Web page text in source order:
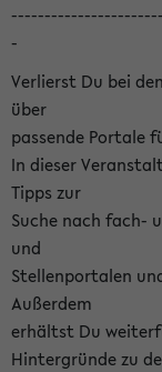
-
Verlierst Du bei
über
passende Portale
In dieser
Tipps zur
Suche nach fach-
und
Stellenportalen
Außerdem
erhältst Du
Hintergründe zu